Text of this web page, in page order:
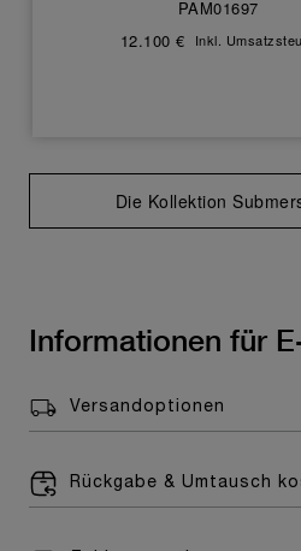
PAM01697
12.100 €
Inkl.
Die Kollektion
Informationen für
Versandoptionen
Rückgabe & Umtausch